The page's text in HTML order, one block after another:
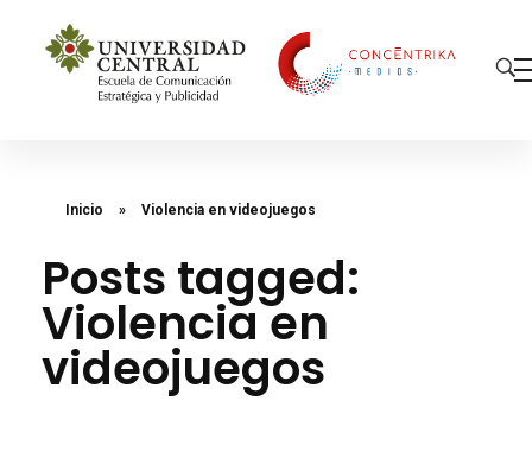
Inicio » Violencia en videojuegos
Posts tagged:
Violencia en
videojuegos